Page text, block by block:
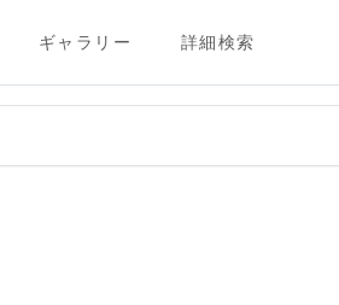
ギャラリー 詳細検索